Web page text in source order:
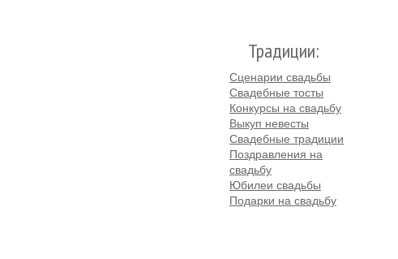
Традиции:
Сценарии свадьбы
Свадебные тосты
Конкурсы на свадьбу
Выкуп невесты
Свадебные традиции
Поздравления на
свадьбу
Юбилеи свадьбы
Подарки на свадьбу